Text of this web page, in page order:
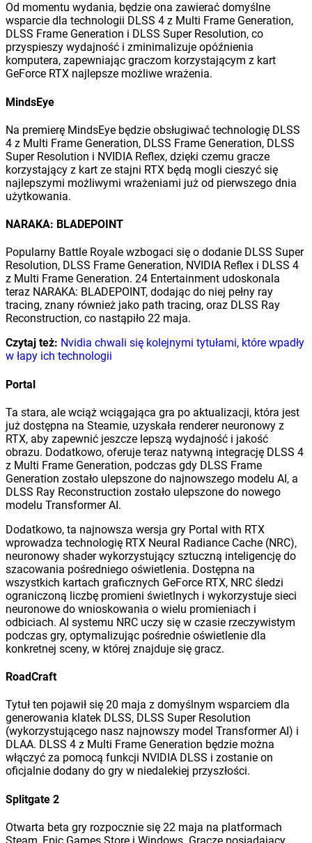
Od momentu wydania, będzie ona zawierać domyślne
wsparcie dla technologii DLSS 4 z Multi Frame Generation,
DLSS Frame Generation i DLSS Super Resolution, co
przyspieszy wydajność i zminimalizuje opóźnienia
komputera, zapewniając graczom korzystającym z kart
GeForce RTX najlepsze możliwe wrażenia.
MindsEye
Na premierę MindsEye będzie obsługiwać technologię DLSS
4 z Multi Frame Generation, DLSS Frame Generation, DLSS
Super Resolution i NVIDIA Reflex, dzięki czemu gracze
korzystający z kart ze stajni RTX będą mogli cieszyć się
najlepszymi możliwymi wrażeniami już od pierwszego dnia
użytkowania.
NARAKA: BLADEPOINT
Popularny Battle Royale wzbogaci się o dodanie DLSS Super
Resolution, DLSS Frame Generation, NVIDIA Reflex i DLSS 4
z Multi Frame Generation. 24 Entertainment udoskonala
teraz NARAKA: BLADEPOINT, dodając do niej pełny ray
tracing, znany również jako path tracing, oraz DLSS Ray
Reconstruction, co nastąpiło 22 maja.
Czytaj też: Nvidia chwali się kolejnymi tytułami, które wpadły
w łapy ich technologii
Portal
Ta stara, ale wciąż wciągająca gra po aktualizacji, która jest
już dostępna na Steamie, uzyskała renderer neuronowy z
RTX, aby zapewnić jeszcze lepszą wydajność i jakość
obrazu. Dodatkowo, oferuje teraz natywną integrację DLSS 4
z Multi Frame Generation, podczas gdy DLSS Frame
Generation zostało ulepszone do najnowszego modelu AI, a
DLSS Ray Reconstruction zostało ulepszone do nowego
modelu Transformer AI.
Dodatkowo, ta najnowsza wersja gry Portal with RTX
wprowadza technologię RTX Neural Radiance Cache (NRC),
neuronowy shader wykorzystujący sztuczną inteligencję do
szacowania pośredniego oświetlenia. Dostępna na
wszystkich kartach graficznych GeForce RTX, NRC śledzi
ograniczoną liczbę promieni świetlnych i wykorzystuje sieci
neuronowe do wnioskowania o wielu promieniach i
odbiciach. AI systemu NRC uczy się w czasie rzeczywistym
podczas gry, optymalizując pośrednie oświetlenie dla
konkretnej sceny, w której znajduje się gracz.
RoadCraft
Tytuł ten pojawił się 20 maja z domyślnym wsparciem dla
generowania klatek DLSS, DLSS Super Resolution
(wykorzystującego nasz najnowszy model Transformer AI) i
DLAA. DLSS 4 z Multi Frame Generation będzie można
włączyć za pomocą funkcji NVIDIA DLSS i zostanie on
oficjalnie dodany do gry w niedalekiej przyszłości.
Splitgate 2
Otwarta beta gry rozpocznie się 22 maja na platformach